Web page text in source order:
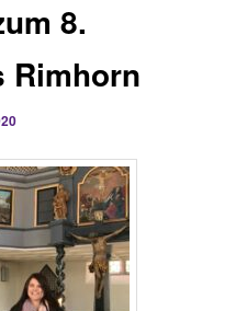
8.
Rimhorn